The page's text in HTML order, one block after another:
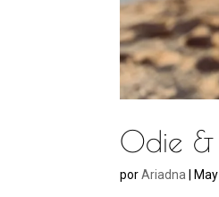
Odie
porAriadna